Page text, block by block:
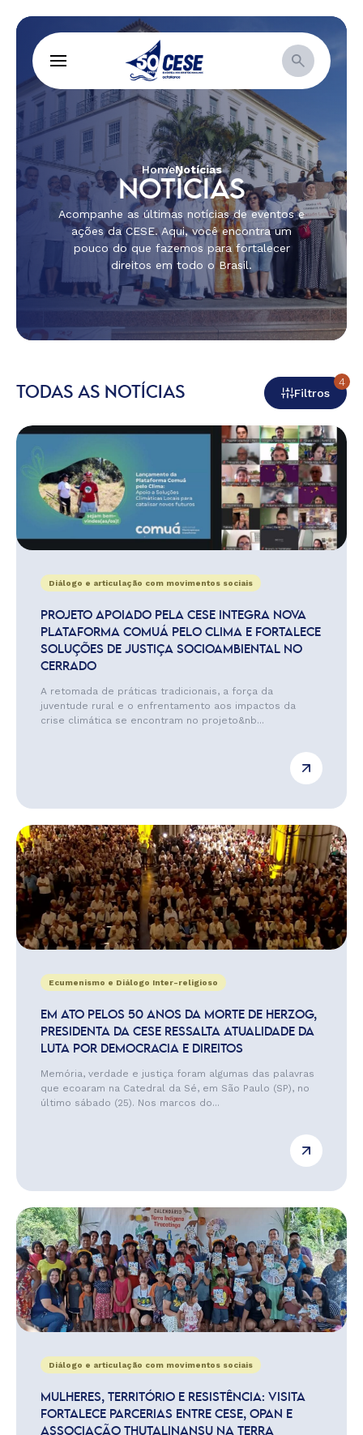
HomeNotícias
NOTÍCIAS
Acompanhe as últimas notícias de eventos e
ações da CESE. Aqui, você encontra um
pouco do que fazemos para fortalecer
direitos em todo o Brasil.
TODAS AS NOTÍCIAS Filtros
4
Diálogo e articulação com movimentos sociais
PROJETO APOIADO PELA CESE INTEGRA NOVA
PLATAFORMA COMUÁ PELO CLIMA E FORTALECE
SOLUÇÕES DE JUSTIÇA SOCIOAMBIENTAL NO
CERRADO
A retomada de práticas tradicionais, a força da
juventude rural e o enfrentamento aos impactos da
crise climática se encontram no projeto&nb...
Ecumenismo e Diálogo Inter-religioso
EM ATO PELOS 50 ANOS DA MORTE DE HERZOG,
PRESIDENTA DA CESE RESSALTA ATUALIDADE DA
LUTA POR DEMOCRACIA E DIREITOS
Memória, verdade e justiça foram algumas das palavras
que ecoaram na Catedral da Sé, em São Paulo (SP), no
último sábado (25). Nos marcos do...
Diálogo e articulação com movimentos sociais
MULHERES, TERRITÓRIO E RESISTÊNCIA: VISITA
FORTALECE PARCERIAS ENTRE CESE, OPAN E
ASSOCIAÇÃO THUTALINANSU NA TERRA